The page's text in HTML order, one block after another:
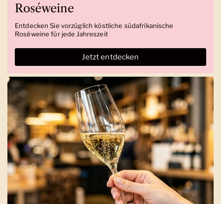
Roséweine
Entdecken Sie vorzüglich köstliche südafrikanische
Roséweine für jede Jahreszeit
Jetzt entdecken